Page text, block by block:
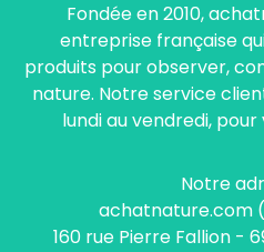
Fondée en 2010,
entreprise française
produits pour observer,
nature. Notre service
lundi au vendredi,
Notre
achatnature.com
160 rue Pierre Fallion -